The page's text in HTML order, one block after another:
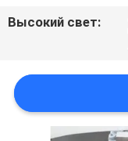
VR
КАРТА
САЙТА
Высокий свет: